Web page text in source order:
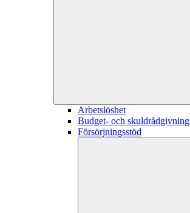
Arbetslöshet
Budget- och skuldrådgivning
Försörjningsstöd